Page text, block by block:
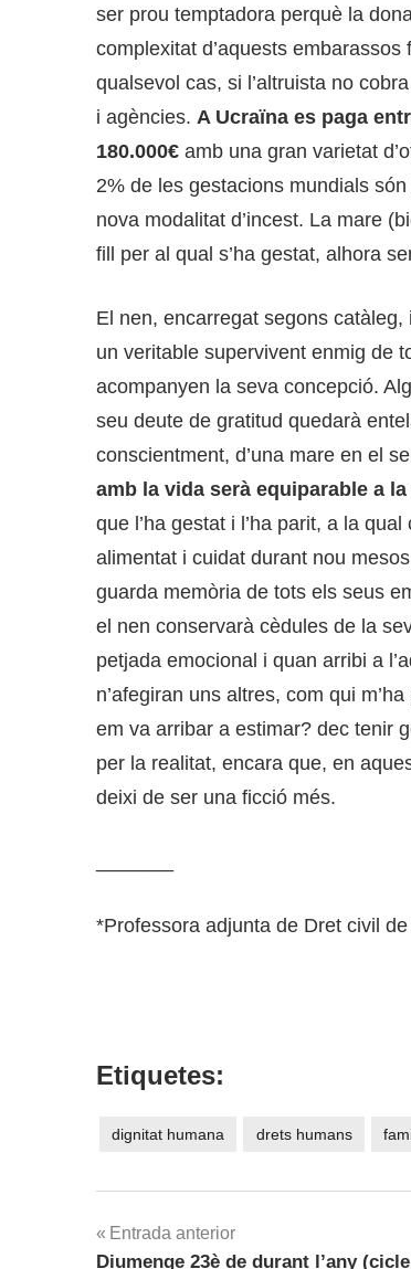
ser prou temptadora perquè la
complexitat d’aquests
qualsevol cas, si l’altruista no
i agències. A Ucraïna es paga
180.000€ amb una gran varietat
2% de les gestacions mundials
nova modalitat d’incest. La mare
fill per al qual s’ha gestat, alhora
El nen, encarregat segons
un veritable supervivent enmig de
acompanyen la seva concepció.
seu deute de gratitud quedarà
conscientment, d’una mare en el
amb la vida serà equiparable a
que l’ha gestat i l’ha parit, a la
alimentat i cuidat durant nou
guarda memòria de tots els seus
el nen conservarà cèdules de la
petjada emocional i quan arribi a
n’afegiran uns altres, com qui
em va arribar a estimar? dec tenir
per la realitat, encara que, en
deixi de ser una ficció més.
*Professora adjunta de Dret civil
Etiquetes:
dignitat humana drets humans
Navegació
Entrada anterior
Diumenge 23è de durant l’any